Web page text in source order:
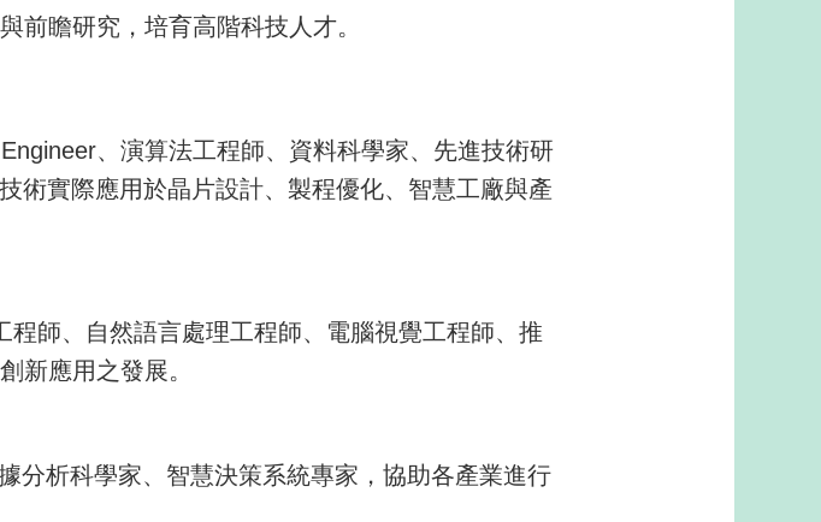
前瞻研究，培育高階科技人才。
、演算法工程師、資料科學家、先進技術研
術實際應用於晶片設計、製程優化、智慧工廠與產
師、自然語言處理工程師、電腦視覺工程師、推
新應用之發展。
分析科學家、智慧決策系統專家，協助各產業進行